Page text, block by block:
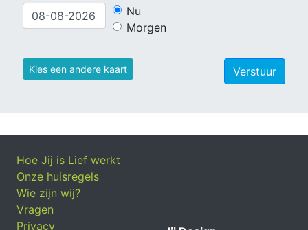
Nu
Morgen
Kies een andere kaart Verstuur
Hoe Jij is Lief werkt
Onze huisregels
Wie zijn wij?
Vragen
Privacy